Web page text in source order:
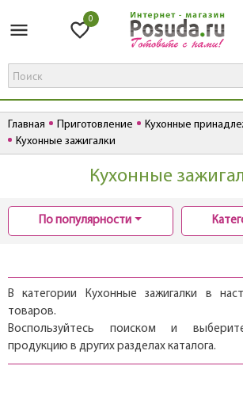
0
Главная Приготовление
Кухонные
Кухонные зажигалки
Кухонные
По популярности
В категории Кухонные зажигалки в
товаров.
Воспользуйтесь поиском и
продукцию в других разделах каталога.